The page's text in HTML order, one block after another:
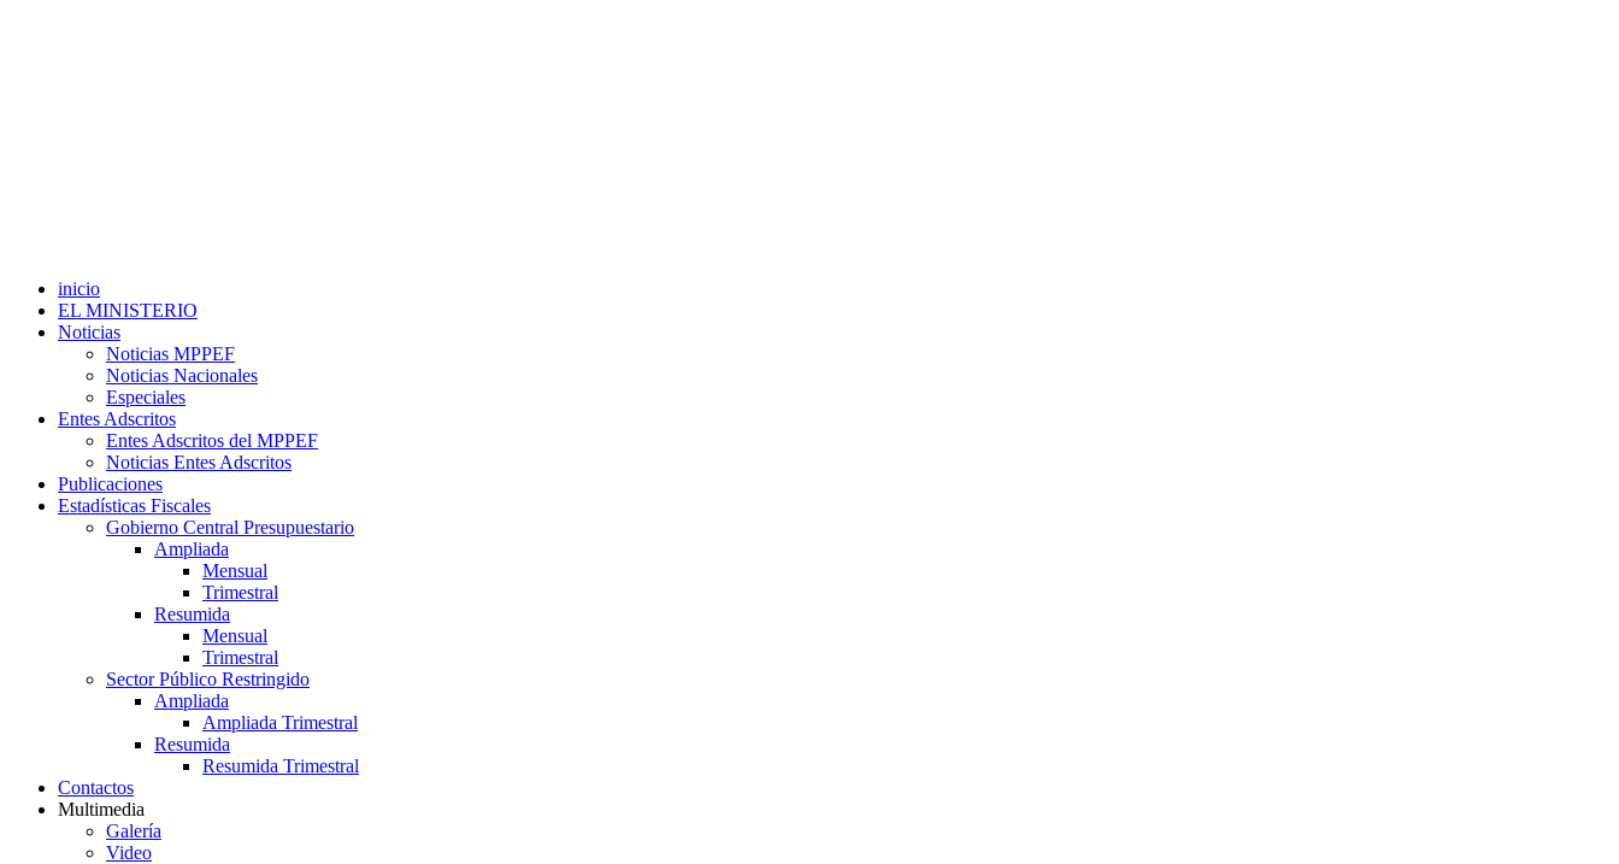
inicio
EL MINISTERIO
Noticias
Noticias MPPEF
Noticias Nacionales
Especiales
Entes Adscritos
Entes Adscritos del MPPEF
Noticias Entes Adscritos
Publicaciones
Estadísticas Fiscales
Gobierno Central Presupuestario
Ampliada
Mensual
Trimestral
Resumida
Mensual
Trimestral
Sector Público Restringido
Ampliada
Ampliada Trimestral
Resumida
Resumida Trimestral
Contactos
Multimedia
Galería
Video